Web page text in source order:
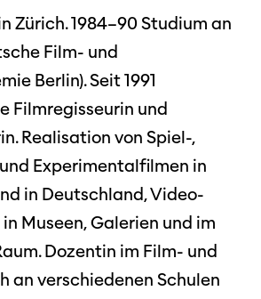
Zürich. 1984–90 Studium an
Film- und
Berlin). Seit 1991
Filmregisseurin und
Realisation von Spiel-,
Experimentalfilmen in
in Deutschland, Video-
Museen, Galerien und im
Dozentin im Film- und
an verschiedenen Schulen